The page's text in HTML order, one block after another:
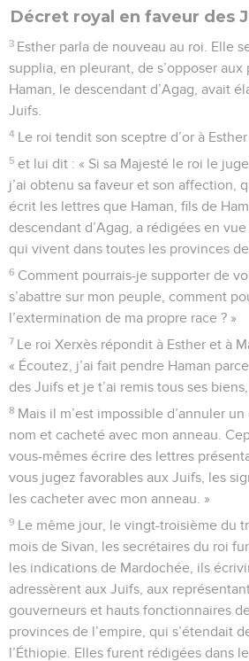
Décret royal en faveur des
3 Esther parla de nouveau au roi. Elle
supplia, en pleurant, de s’opposer aux
Haman, le descendant d’Agag, avait
Juifs.
4 Le roi tendit son sceptre d’or à
5 et lui dit : « Si sa Majesté le roi le
j’ai obtenu sa faveur et son affection,
écrit les lettres que Haman, fils de
descendant d’Agag, a rédigées en
qui vivent dans toutes les provinces de
6 Comment pourrais-je supporter de
s’abattre sur mon peuple, comment
l’extermination de ma propre race ? »
7 Le roi Xerxès répondit à Esther et à
« Écoutez, j’ai fait pendre Haman
des Juifs et je t’ai remis tous ses biens,
8 Mais il m’est impossible d’annuler
nom et cacheté avec mon anneau.
vous-mêmes écrire des lettres
vous jugez favorables aux Juifs, les
les cacheter avec mon anneau. »
9 Le même jour, le vingt-troisième du
mois de Sivan, les secrétaires du roi
les indications de Mardochée, ils
adressèrent aux Juifs, aux
gouverneurs et hauts fonctionnaires
provinces de l’empire, qui s’étendait
l’Éthiopie. Elles furent rédigées dans